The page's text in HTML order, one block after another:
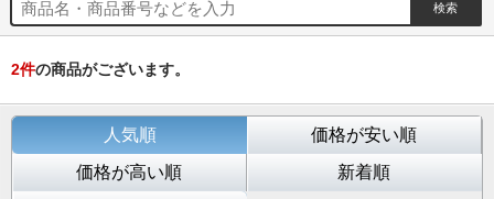
2件の商品がございます。
人気順
価格が安い順
価格が高い順
新着順